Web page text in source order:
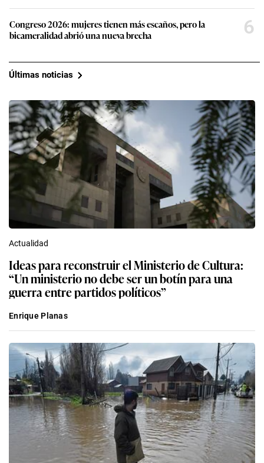
Congreso 2026: mujeres tienen más escaños, pero la
bicameralidad abrió una nueva brecha
6
Últimas noticias
Actualidad
Ideas para reconstruir el Ministerio de Cultura:
“Un ministerio no debe ser un botín para una
guerra entre partidos políticos”
Enrique Planas